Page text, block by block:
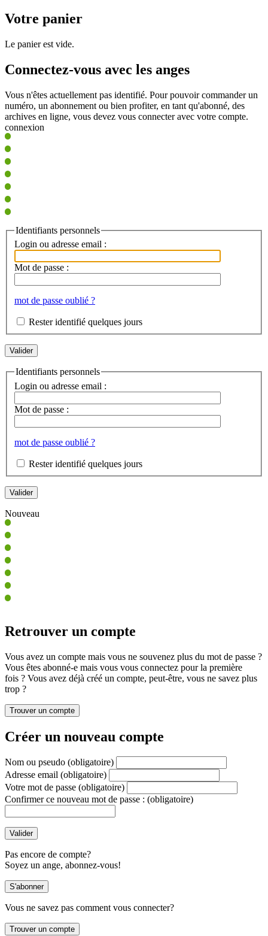
Votre panier
Le panier est vide.
Connectez-vous avec les anges
Vous n'êtes actuellement pas identifié. Pour pouvoir commander un
numéro, un abonnement ou bien profiter, en tant qu'abonné, des
archives en ligne, vous devez vous connecter avec votre compte.
connexion
Identifiants personnels
Login ou adresse email :
Mot de passe :
mot de passe oublié ?
Rester identifié quelques jours
Identifiants personnels
Login ou adresse email :
Mot de passe :
mot de passe oublié ?
Rester identifié quelques jours
Nouveau
Retrouver un compte
Vous avez un compte mais vous ne souvenez plus du mot de passe ?
Vous êtes abonné-e mais vous vous connectez pour la première
fois ? Vous avez déjà créé un compte, peut-être, vous ne savez plus
trop ?
Créer un nouveau compte
Nom ou pseudo (obligatoire)
Adresse email (obligatoire)
Votre mot de passe (obligatoire)
Confirmer ce nouveau mot de passe : (obligatoire)
Pas encore de compte?
Soyez un ange, abonnez-vous!
Vous ne savez pas comment vous connecter?